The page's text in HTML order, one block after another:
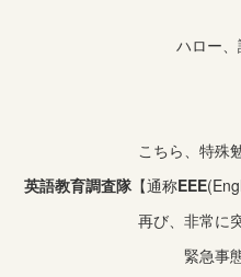
ハロー、
こちら、特殊
英語教育調査隊 【通称EEE
再び、非常に
緊急事